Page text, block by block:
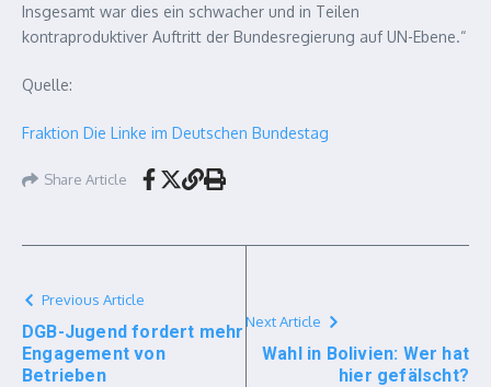
Insgesamt war dies ein schwacher und in Teilen
kontraproduktiver Auftritt der Bundesregierung auf UN-Ebene.“
Quelle:
Fraktion Die Linke im Deutschen Bundestag
Share Article
Previous Article
DGB-Jugend fordert mehr
Engagement von
Betrieben
Next Article
Wahl in Bolivien: Wer hat
hier gefälscht?